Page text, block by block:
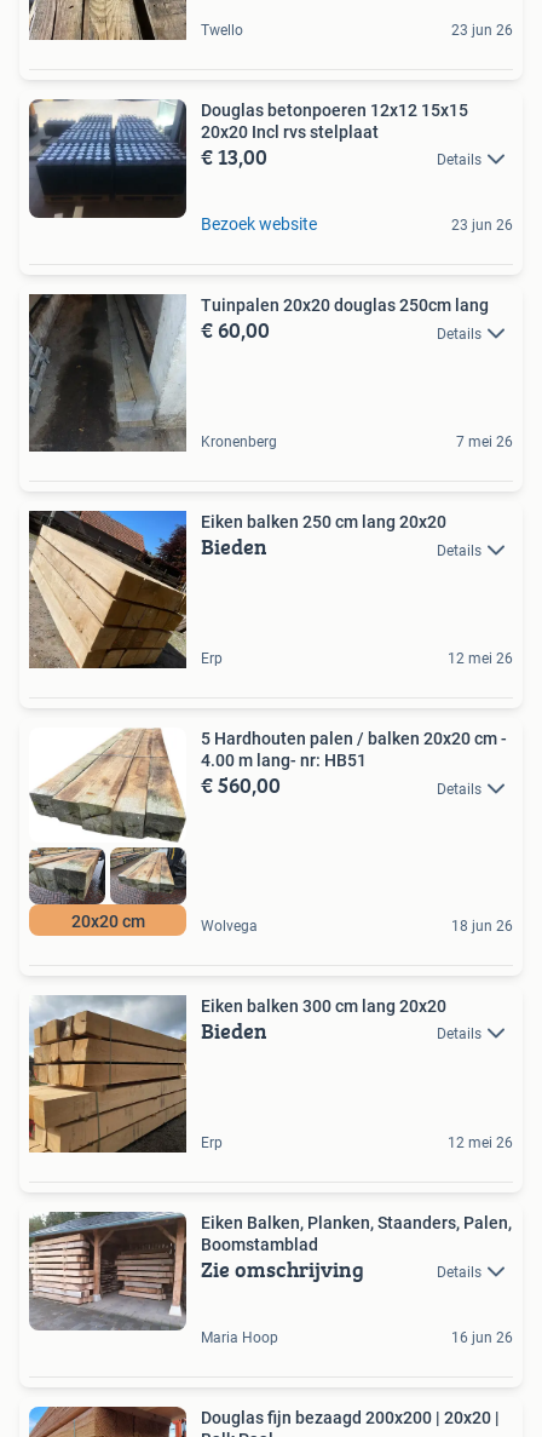
Twello 23 jun 26
Douglas betonpoeren 12x12 15x15
20x20 Incl rvs stelplaat
€ 13,00 Details
Bezoek website 23 jun 26
Tuinpalen 20x20 douglas 250cm lang
€ 60,00 Details
Kronenberg 7 mei 26
Eiken balken 250 cm lang 20x20
Bieden Details
Erp 12 mei 26
20x20 cm
5 Hardhouten palen / balken 20x20 cm -
4.00 m lang- nr: HB51
€ 560,00 Details
Wolvega 18 jun 26
Eiken balken 300 cm lang 20x20
Bieden Details
Erp 12 mei 26
Eiken Balken, Planken, Staanders, Palen,
Boomstamblad
Zie omschrijving Details
Maria Hoop 16 jun 26
Douglas fijn bezaagd 200x200 | 20x20 |